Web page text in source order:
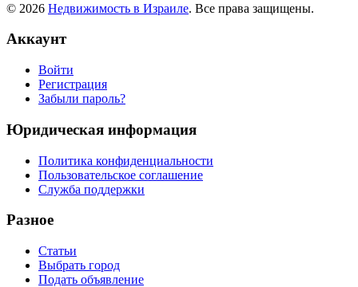
© 2026 Недвижимость в Израиле. Все права защищены.
Аккаунт
Войти
Регистрация
Забыли пароль?
Юридическая информация
Политика конфиденциальности
Пользовательское соглашение
Служба поддержки
Разное
Статьи
Выбрать город
Подать объявление